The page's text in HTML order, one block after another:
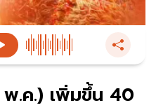
พ.ค.) เพิ่มขึ้น 40